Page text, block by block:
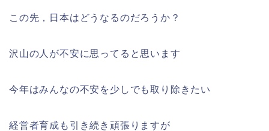
この先，日本はどうなるのだろうか？
沢山の人が不安に思ってると思います
今年はみんなの不安を少しでも取り除きたい
経営者育成も引き続き頑張りますが